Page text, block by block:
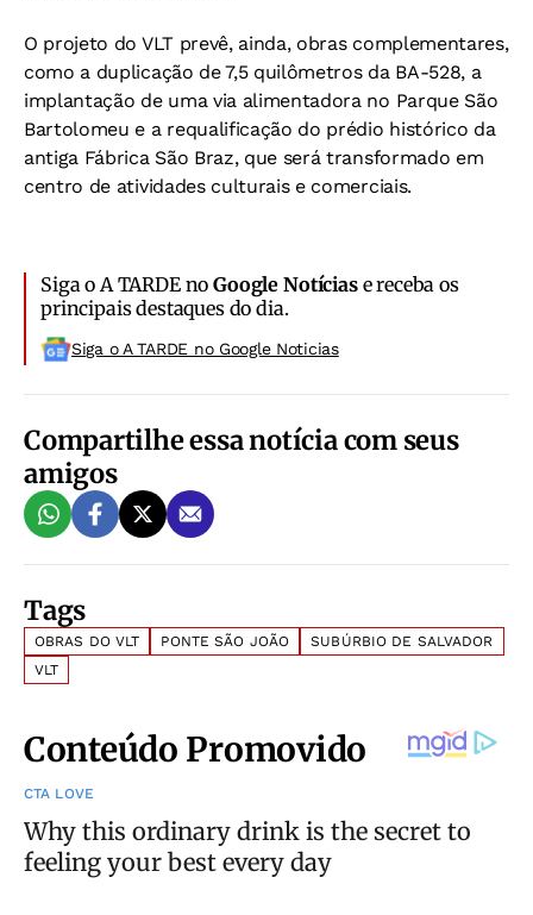
O projeto do VLT prevê, ainda, obras complementares,
como a duplicação de 7,5 quilômetros da BA-528, a
implantação de uma via alimentadora no Parque São
Bartolomeu e a requalificação do prédio histórico da
antiga Fábrica São Braz, que será transformado em
centro de atividades culturais e comerciais.
Siga o A TARDE noGoogle Notíciase receba os
principais destaques do dia.
Siga o A TARDE no Google Noticias
Compartilhe essa notícia com seus
amigos
Tags
OBRAS DO VLT PONTE SÃO JOÃO
SUBÚRBIO DE SALVADOR
VLT